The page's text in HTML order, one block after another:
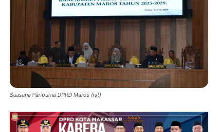
Suasana Paripurna DPRD Maros (ist)